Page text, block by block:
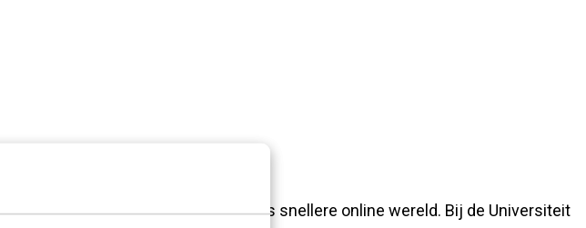
jongeren écht bereikt in een steeds snellere online wereld. Bij de Universiteit